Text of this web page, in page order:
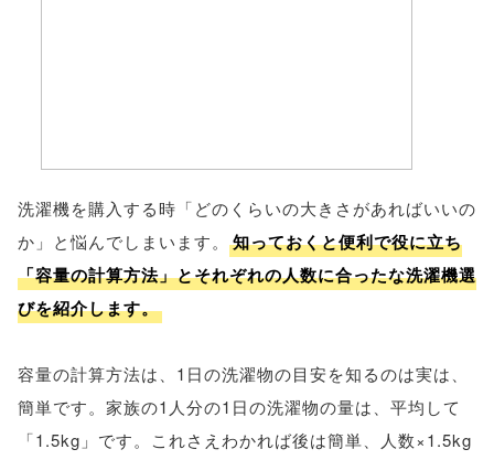
洗濯機を購入する時「どのくらいの大きさがあればいいの
か」と悩んでしまいます。
知っておくと便利で役に立ち
「容量の計算方法」とそれぞれの人数に合ったな洗濯機選
びを紹介します。
容量の計算方法は、1日の洗濯物の目安を知るのは実は、
簡単です。家族の1人分の1日の洗濯物の量は、平均して
「1.5kg」です。これさえわかれば後は簡単、人数×1.5kg